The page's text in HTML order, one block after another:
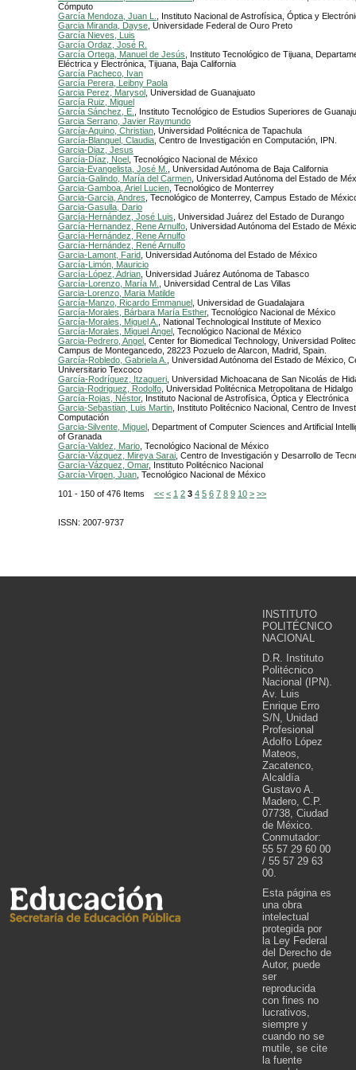
Cómputo
García Mendoza, Juan L.
, Instituto Nacional de Astrofísica, Óptica y
Garcia Miranda, Dayse , Universidade Federal de Ouro Preto
García Nieves, Luis
García Ordaz, José R.
García Ortega, Manuel de Jesús , Instituto Tecnológico de Tijuana,
Eléctrica y Electrónica, Tijuana, Baja California
García Pacheco, Ivan
García Perera, Leibny Paola
Garcia Perez, Marysol
, Universidad de Guanajuato
García Ruiz, Miguel
García Sánchez, E.
, Instituto Tecnológico de Estudios Superiores de
Garcia Serrano, Javier Raymundo
García-Aquino, Christian , Universidad Politécnica de Tapachula
García-Blanquel, Claudia , Centro de Investigación en Computación, IPN.
Garcia-Diaz, Jesus
García-Díaz, Noel
, Tecnológico Nacional de México
Garcia-Evangelista, José M.
, Universidad Autónoma de Baja California
García-Galindo, María del Carmen , Universidad Autónoma del Estado de
Garcia-Gamboa, Ariel Lucien , Tecnológico de Monterrey
Garcia-Garcia, Andres , Tecnológico de Monterrey, Campus Estado de
Garcia-Gasulla, Dario
García-Hernández, José Luis , Universidad Juárez del Estado de Durango
García-Hernandez, Rene Arnulfo , Universidad Autónoma del Estado de
García-Hernández, Rene Arnulfo
García-Hernández, René Arnulfo
Garcia-Lamont, Farid , Universidad Autónoma del Estado de México
García-Limón, Mauricio
García-López, Adrian , Universidad Juárez Autónoma de Tabasco
García-Lorenzo, María M.
, Universidad Central de Las Villas
Garcia-Lorenzo, Maria Matilde
García-Manzo, Ricardo Emmanuel
, Universidad de Guadalajara
García-Morales, Bárbara María Esther, Tecnológico Nacional de México
García-Morales, Miguel A.
, National Technological Institute of Mexico
García-Morales, Miguel Ángel
, Tecnológico Nacional de México
Garcia-Pedrero, Angel
, Center for Biomedical Technology, Universidad
Campus de Montegancedo, 28223 Pozuelo de Alarcon, Madrid, Spain.
García-Robledo, Gabriela A.
, Universidad Autónoma del Estado de México,
Universitario Texcoco
García-Rodríguez, Itzagueri , Universidad Michoacana de San Nicolás de
Garcia-Rodriguez, Rodolfo , Universidad Politécnica Metropolitana de Hidalgo
García-Rojas, Néstor, Instituto Nacional de Astrofísica, Óptica y Electrónica
Garcia-Sebastian, Luis Martin , Instituto Politécnico Nacional, Centro de
Computación
Garcia-Silvente, Miguel
, Department of Computer Sciences and Artificial
of Granada
García-Valdez, Mario , Tecnológico Nacional de México
García-Vázquez, Mireya Sarai , Centro de Investigación y Desarrollo de
García-Vázquez, Omar, Instituto Politécnico Nacional
García-Virgen, Juan , Tecnológico Nacional de México
101 - 150 of 476 Items << < 1 2 3 4 5 6 7 8 9 10 > >>
ISSN: 2007-9737
INSTITUTO
POLITÉCNICO
NACIONAL
D.R. Instituto
Politécnico
Nacional (IPN).
Av. Luis
Enrique Erro
S/N, Unidad
Profesional
Adolfo López
Mateos,
Zacatenco,
Alcaldía
Gustavo A.
Madero, C.P.
07738, Ciudad
de México.
Conmutador:
55 57 29 60 00
/ 55 57 29 63
00.
Esta página es
una obra
intelectual
protegida por
la Ley Federal
del Derecho de
Autor, puede
ser
reproducida
con fines no
lucrativos,
siempre y
cuando no se
mutile, se cite
la fuente